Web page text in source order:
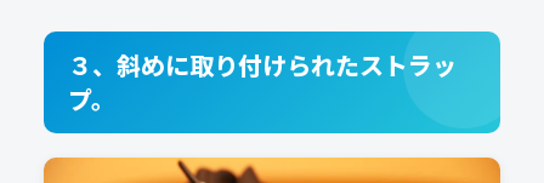
３、斜めに取り付けられたストラッ
プ。